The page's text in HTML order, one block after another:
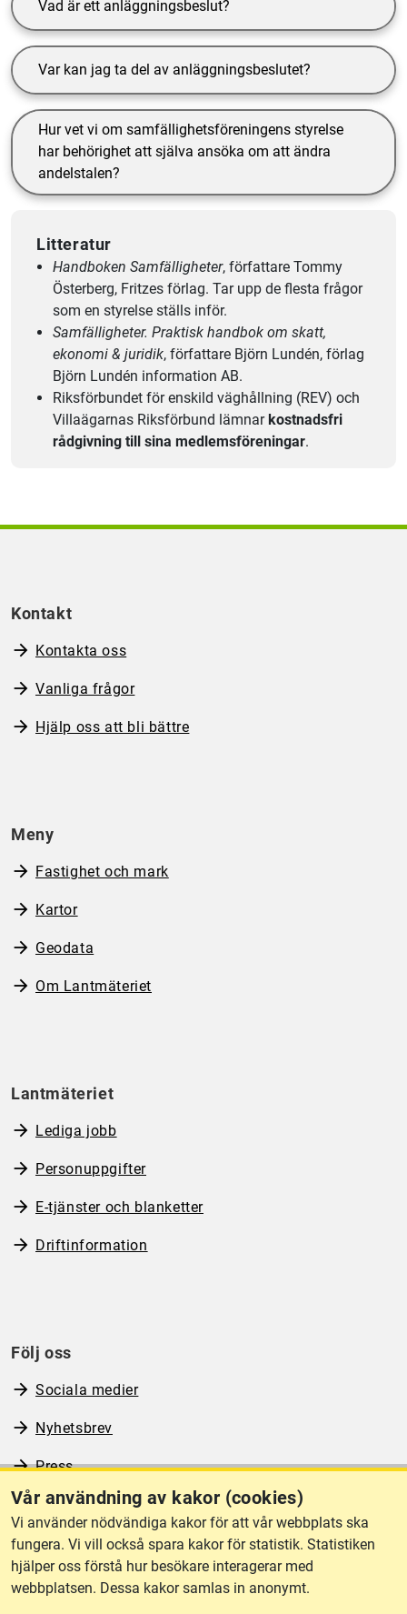
Vad är ett anläggningsbeslut?
Var kan jag ta del av anläggningsbeslutet?
Hur vet vi om samfällighetsföreningens styrelse
har behörighet att själva ansöka om att ändra
andelstalen?
Litteratur
Handboken Samfälligheter, författare Tommy
Österberg, Fritzes förlag. Tar upp de flesta frågor
som en styrelse ställs inför.
Samfälligheter. Praktisk handbok om skatt,
ekonomi & juridik, författare Björn Lundén, förlag
Björn Lundén information AB.
Riksförbundet för enskild väghållning (REV) och
Villaägarnas Riks­förbund lämnarkostnadsfri
rådgivning till sina medlemsföre­ningar.
Vår användning av kakor (cookies)
Vi använder nödvändiga kakor för att vår webbplats ska
fungera. Vi vill också spara kakor för statistik. Statistiken
hjälper oss förstå hur besökare interagerar med
webbplatsen. Dessa kakor samlas in anonymt.
Kontakt
Kontakta oss
Vanliga frågor
Hjälp oss att bli bättre
Meny
Fastighet och mark
Kartor
Geodata
Om Lantmäteriet
Lantmäteriet
Lediga jobb
Personuppgifter
E-tjänster och blanketter
Driftinformation
Följ oss
Sociala medier
Nyhetsbrev
Press
RSS
Om webbplatsen